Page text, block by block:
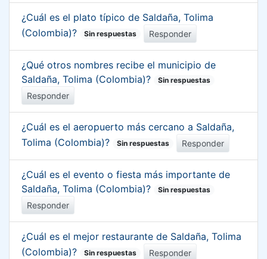
¿Cuál es el plato típico de Saldaña, Tolima
(Colombia)?
Sin respuestas Responder
¿Qué otros nombres recibe el municipio de
Saldaña, Tolima (Colombia)?
Sin respuestas
Responder
¿Cuál es el aeropuerto más cercano a Saldaña,
Tolima (Colombia)?
Sin respuestas Responder
¿Cuál es el evento o fiesta más importante de
Saldaña, Tolima (Colombia)?
Sin respuestas
Responder
¿Cuál es el mejor restaurante de Saldaña, Tolima
(Colombia)?
Sin respuestas Responder